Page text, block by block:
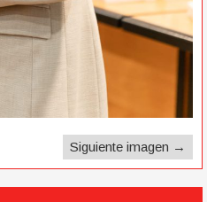
Siguiente imagen →